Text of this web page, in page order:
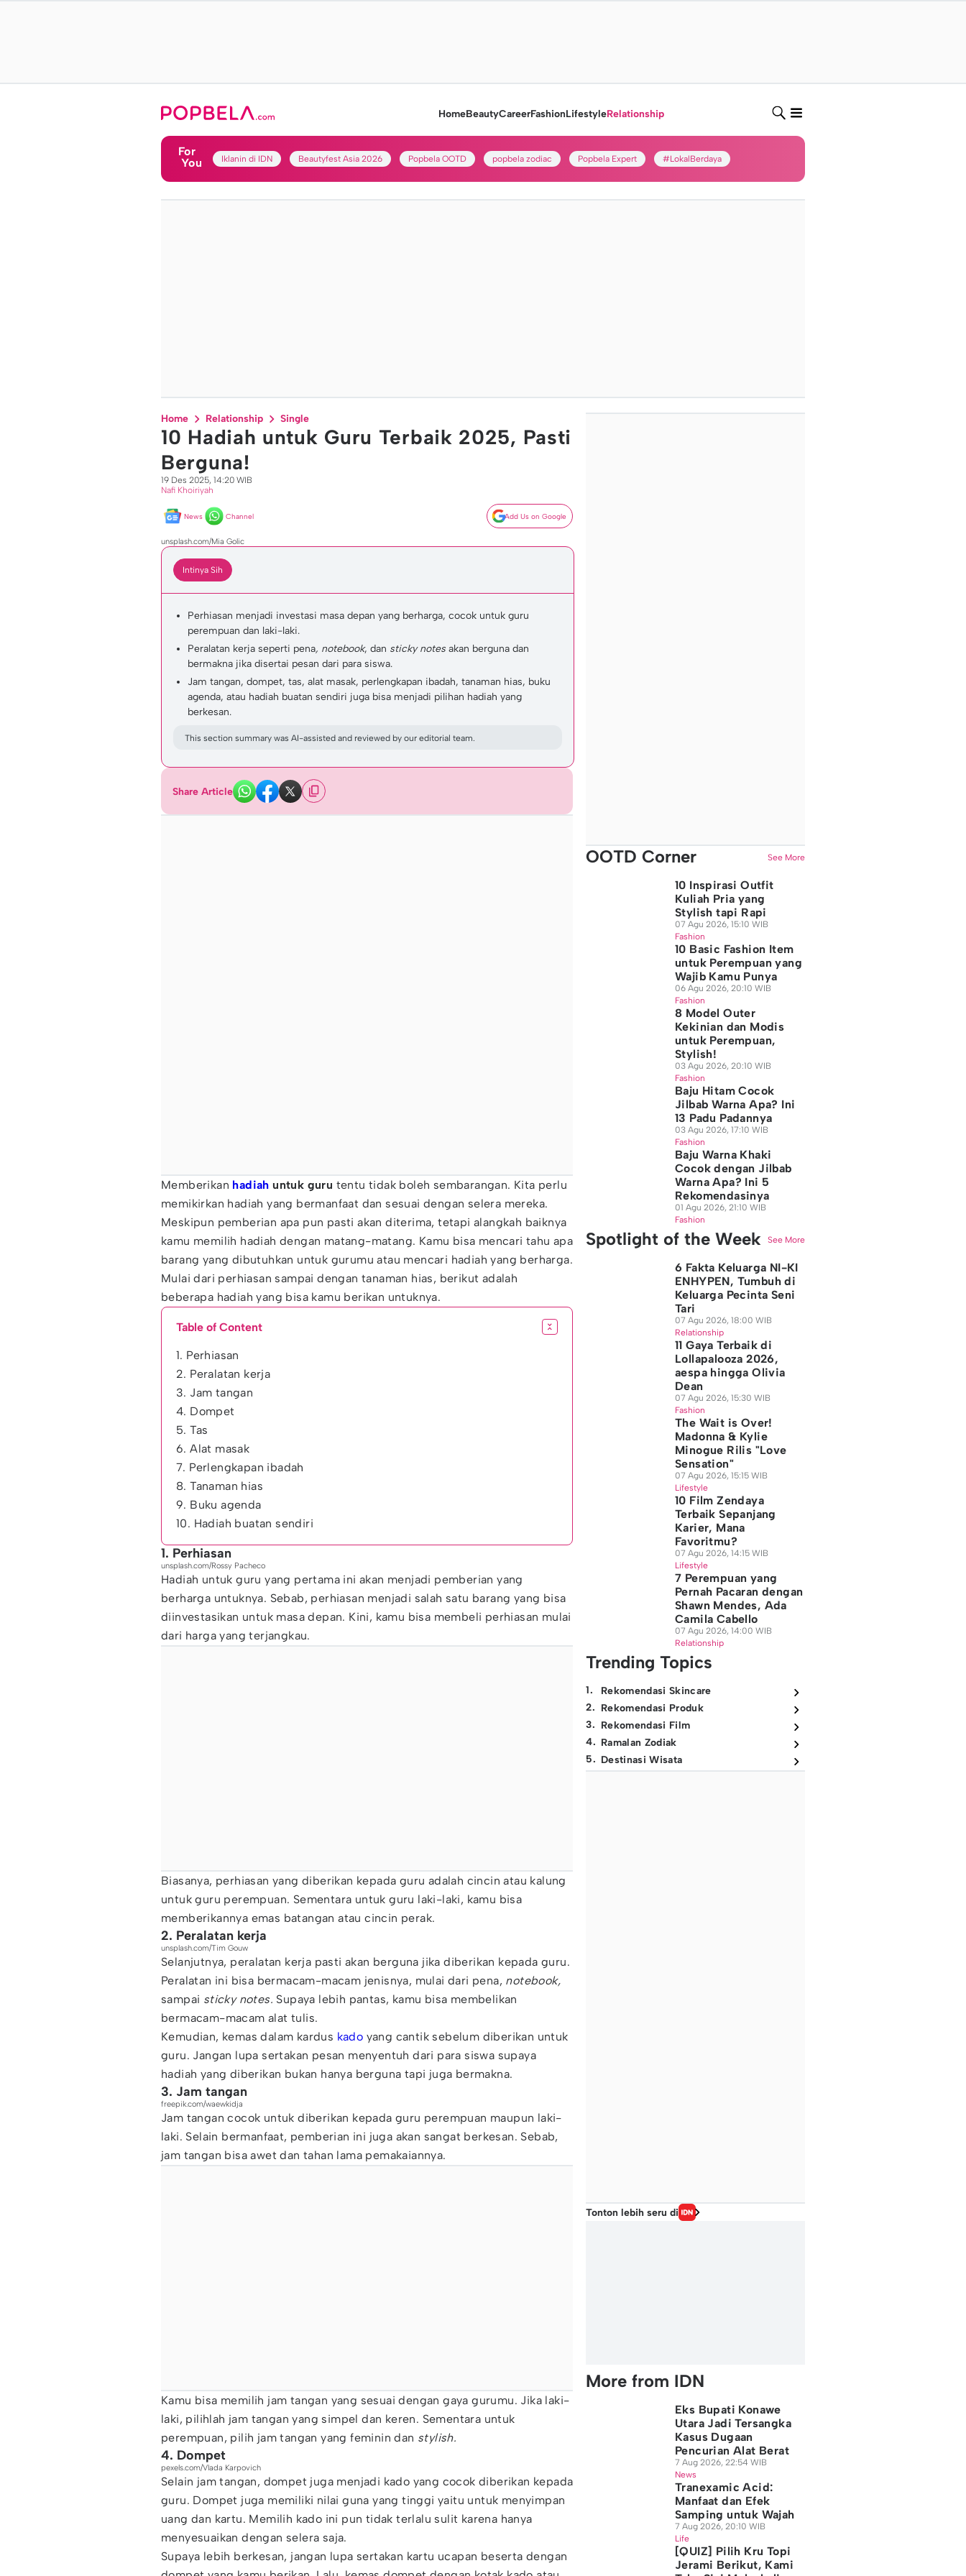
HomeBeautyCareerFashionLifestyleRelationship
For
You
Iklanin di IDN Beautyfest Asia 2026 Popbela OOTD popbela zodiac Popbela Expert #LokalBerdaya
Home Relationship Single
10 Hadiah untuk Guru Terbaik 2025, Pasti
Berguna!
19 Des 2025, 14:20 WIB
Nafi Khoiriyah
News Channel Add Us on Google
unsplash.com/Mia Golic
Intinya Sih
Perhiasan menjadi investasi masa depan yang berharga, cocok untuk guru
perempuan dan laki-laki.
Peralatan kerja seperti pena, notebook, dan sticky notes akan berguna dan
bermakna jika disertai pesan dari para siswa.
Jam tangan, dompet, tas, alat masak, perlengkapan ibadah, tanaman hias, buku
agenda, atau hadiah buatan sendiri juga bisa menjadi pilihan hadiah yang
berkesan.
This section summary was AI-assisted and reviewed by our editorial team.
Share Article
Memberikan hadiah untuk guru tentu tidak boleh sembarangan. Kita perlu
memikirkan hadiah yang bermanfaat dan sesuai dengan selera mereka.
Meskipun pemberian apa pun pasti akan diterima, tetapi alangkah baiknya
kamu memilih hadiah dengan matang-matang. Kamu bisa mencari tahu apa
barang yang dibutuhkan untuk gurumu atau mencari hadiah yang berharga.
Mulai dari perhiasan sampai dengan tanaman hias, berikut adalah
beberapa hadiah yang bisa kamu berikan untuknya.
Table of Content
1. Perhiasan
2. Peralatan kerja
3. Jam tangan
4. Dompet
5. Tas
6. Alat masak
7. Perlengkapan ibadah
8. Tanaman hias
9. Buku agenda
10. Hadiah buatan sendiri
1. Perhiasan
unsplash.com/Rossy Pacheco
Hadiah untuk guru yang pertama ini akan menjadi pemberian yang
berharga untuknya. Sebab, perhiasan menjadi salah satu barang yang bisa
diinvestasikan untuk masa depan. Kini, kamu bisa membeli perhiasan mulai
dari harga yang terjangkau.
Biasanya, perhiasan yang diberikan kepada guru adalah cincin atau kalung
untuk guru perempuan. Sementara untuk guru laki-laki, kamu bisa
memberikannya emas batangan atau cincin perak.
2. Peralatan kerja
unsplash.com/Tim Gouw
Selanjutnya, peralatan kerja pasti akan berguna jika diberikan kepada guru.
Peralatan ini bisa bermacam-macam jenisnya, mulai dari pena, notebook,
sampai sticky notes. Supaya lebih pantas, kamu bisa membelikan
bermacam-macam alat tulis.
Kemudian, kemas dalam kardus kado yang cantik sebelum diberikan untuk
guru. Jangan lupa sertakan pesan menyentuh dari para siswa supaya
hadiah yang diberikan bukan hanya berguna tapi juga bermakna.
3. Jam tangan
freepik.com/waewkidja
Jam tangan cocok untuk diberikan kepada guru perempuan maupun laki-
laki. Selain bermanfaat, pemberian ini juga akan sangat berkesan. Sebab,
jam tangan bisa awet dan tahan lama pemakaiannya.
Kamu bisa memilih jam tangan yang sesuai dengan gaya gurumu. Jika laki-
laki, pilihlah jam tangan yang simpel dan keren. Sementara untuk
perempuan, pilih jam tangan yang feminin dan stylish.
4. Dompet
pexels.com/Vlada Karpovich
Selain jam tangan, dompet juga menjadi kado yang cocok diberikan kepada
guru. Dompet juga memiliki nilai guna yang tinggi yaitu untuk menyimpan
uang dan kartu. Memilih kado ini pun tidak terlalu sulit karena hanya
menyesuaikan dengan selera saja.
Supaya lebih berkesan, jangan lupa sertakan kartu ucapan beserta dengan
OOTD Corner See More
10 Inspirasi Outfit
Kuliah Pria yang
Stylish tapi Rapi
07 Agu 2026, 15:10 WIB
Fashion
10 Basic Fashion Item
untuk Perempuan yang
Wajib Kamu Punya
06 Agu 2026, 20:10 WIB
Fashion
8 Model Outer
Kekinian dan Modis
untuk Perempuan,
Stylish!
03 Agu 2026, 20:10 WIB
Fashion
Baju Hitam Cocok
Jilbab Warna Apa? Ini
13 Padu Padannya
03 Agu 2026, 17:10 WIB
Fashion
Baju Warna Khaki
Cocok dengan Jilbab
Warna Apa? Ini 5
Rekomendasinya
01 Agu 2026, 21:10 WIB
Fashion
Spotlight of the Week See More
6 Fakta Keluarga NI-KI
ENHYPEN, Tumbuh di
Keluarga Pecinta Seni
Tari
07 Agu 2026, 18:00 WIB
Relationship
11 Gaya Terbaik di
Lollapalooza 2026,
aespa hingga Olivia
Dean
07 Agu 2026, 15:30 WIB
Fashion
The Wait is Over!
Madonna & Kylie
Minogue Rilis "Love
Sensation"
07 Agu 2026, 15:15 WIB
Lifestyle
10 Film Zendaya
Terbaik Sepanjang
Karier, Mana
Favoritmu?
07 Agu 2026, 14:15 WIB
Lifestyle
7 Perempuan yang
Pernah Pacaran dengan
Shawn Mendes, Ada
Camila Cabello
07 Agu 2026, 14:00 WIB
Relationship
Trending Topics
1.
Rekomendasi Skincare
2. Rekomendasi Produk
3. Rekomendasi Film
4. Ramalan Zodiak
5. Destinasi Wisata
Tonton lebih seru di
More from IDN
Eks Bupati Konawe
Utara Jadi Tersangka
Kasus Dugaan
Pencurian Alat Berat
7 Aug 2026, 22:54 WIB
News
Tranexamic Acid:
Manfaat dan Efek
Samping untuk Wajah
7 Aug 2026, 20:10 WIB
Life
[QUIZ] Pilih Kru Topi
Jerami Berikut, Kami